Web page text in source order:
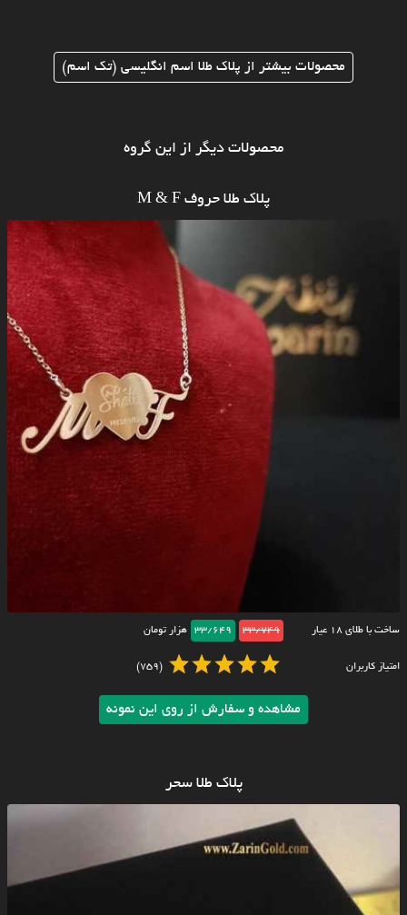
محصولات بیشتر از پلاک طلا اسم انگلیسی (تک اسم)
محصولات دیگر از این گروه
پلاک طلا حروف M & F
ساخت با طلای ۱۸ عیار 33/749
33/649 هزار تومان
امتیاز کاربران (759)
مشاهده و سفارش از روی این نمونه
پلاک طلا سحر